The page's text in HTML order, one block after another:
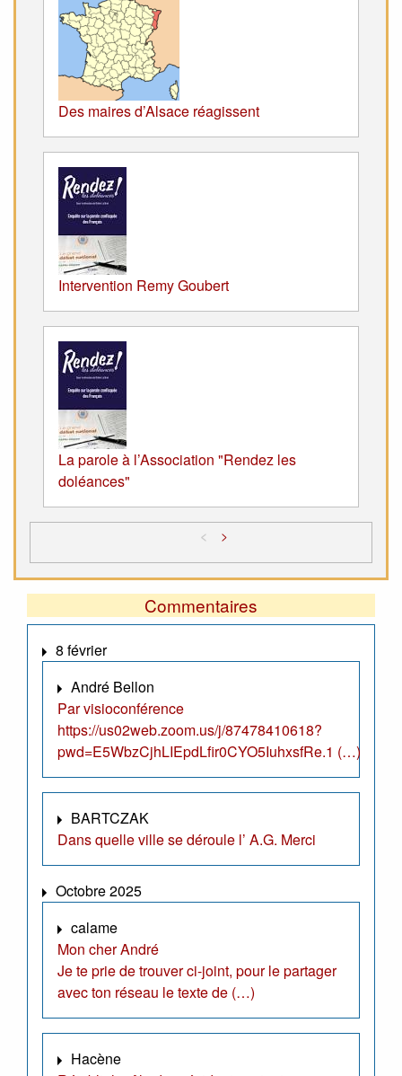
Des maires d’Alsace réagissent
Intervention Remy Goubert
La parole à l’Association "Rendez les
doléances"
< >
Commentaires
8 février
André Bellon
Par visioconférence
https://us02web.zoom.us/j/87478410618?
pwd=E5WbzCjhLIEpdLfir0CYO5IuhxsfRe.1 (…)
BARTCZAK
Dans quelle ville se déroule l’ A.G. Merci
Octobre 2025
calame
Mon cher André
Je te prie de trouver ci-joint, pour le partager
avec ton réseau le texte de (…)
Hacène